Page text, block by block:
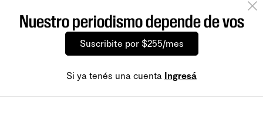
Nuestro periodismo depende de vos
Suscribite por $255/mes
Si ya tenés una cuenta Ingresá